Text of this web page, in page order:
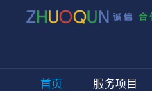
首页 服务项目